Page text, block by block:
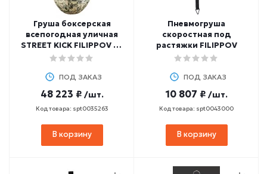
Груша боксерская
всепогодная уличная
STREET KICK FILIPPOV 38
кг, 80 см
ПОД ЗАКАЗ
48 223 ₽ /шт.
Код товара: spt0035263
В корзину
Пневмогруша
скоростная под
растяжки FILIPPOV
ПОД ЗАКАЗ
10 807 ₽ /шт.
Код товара: spt0043000
В корзину